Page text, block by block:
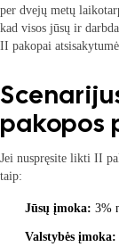
per dvejų metų
kad visos jūsų ir
II pakopai
pakopos
Jei nuspręsite likti II
taip:
Jūsų įmoka: 3%
Valstybės įmoka: